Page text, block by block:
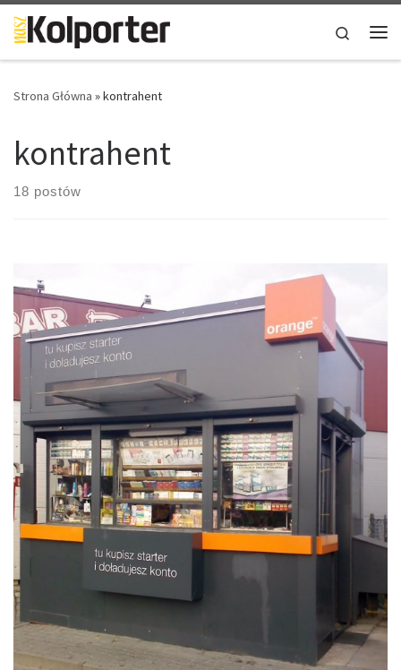
Skip to content
Search
Strona Główna »kontrahent
kontrahent
18 postów